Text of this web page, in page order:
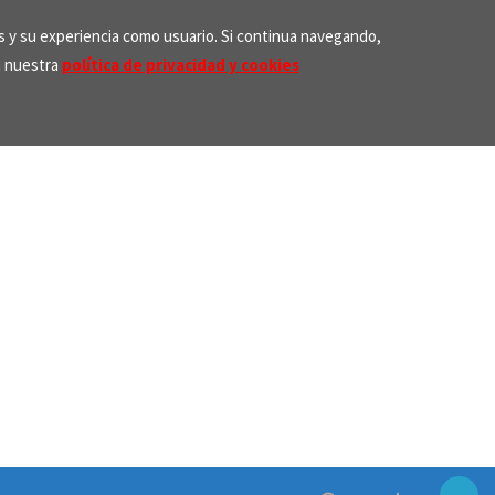
su experiencia como usuario. Si continua navegando,
nuestra política de privacidad y cookies